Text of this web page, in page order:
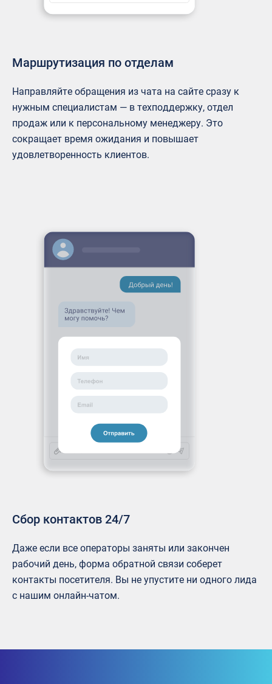
Маршрутизация по отделам
Направляйте обращения из чата на сайте сразу к
нужным специалистам — в техподдержку, отдел
продаж или к персональному менеджеру. Это
сокращает время ожидания и повышает
удовлетворенность клиентов.
Сбор контактов 24/7
Даже если все операторы заняты или закончен
рабочий день, форма обратной связи соберет
контакты посетителя. Вы не упустите ни одного лида
с нашим онлайн-чатом.